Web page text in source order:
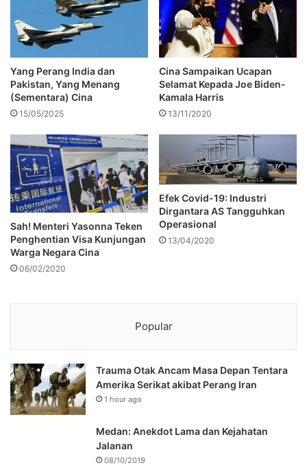
Yang Perang India dan
Pakistan, Yang Menang
(Sementara) Cina
15/05/2025
Cina Sampaikan Ucapan
Selamat Kepada Joe Biden-
Kamala Harris
13/11/2020
Sah! Menteri Yasonna Teken
Penghentian Visa Kunjungan
Warga Negara Cina
06/02/2020
Efek Covid-19: Industri
Dirgantara AS Tangguhkan
Operasional
13/04/2020
Popular
Trauma Otak Ancam Masa Depan Tentara
Amerika Serikat akibat Perang Iran
1 hour ago
Medan: Anekdot Lama dan Kejahatan
Jalanan
08/10/2019